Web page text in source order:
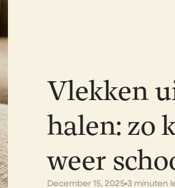
Vlekken
halen: zo
weer
December 15, 2025 3 minuten